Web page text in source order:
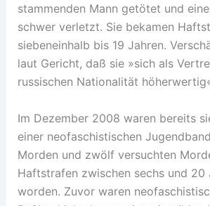
stammenden Mann getötet und
schwer verletzt. Sie bekamen
siebeneinhalb bis 19 Jahren.
laut Gericht, daß sie »sich als
russischen Nationalität
Im Dezember 2008 waren bereits
einer neofaschistischen
Morden und zwölf versuchten
Haftstrafen zwischen sechs und
worden. Zuvor waren